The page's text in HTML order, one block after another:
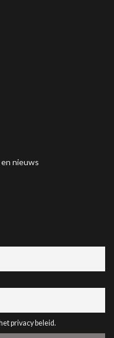
nieuws
privacy beleid.